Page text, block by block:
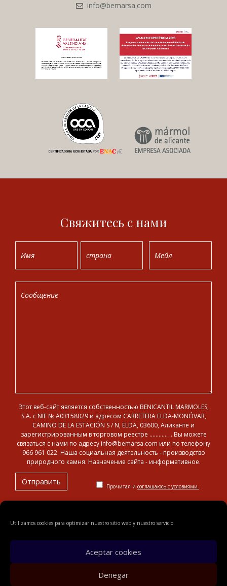
Utilizamos cookies para optimizar nuestro sitio web y nuestro servicio.
Aceptar cookies
Denegar
info@bemarsa.com
Свяжитесь с нами
Этот веб-сайт является собственностью BENICANTIL MARMOLES,
S.A. с NIF № A03158029 и адресом CARRETERA ELDA-MONÓVAR,
CAMINO DE LA ESTACIÓN S / N, ELDA, 03600, Аликанте и
зарегистрированным в торговом реестре ………… .. Вы можете
связаться с нами по адресу info@bemarsa.com или по телефону
966 961 022. Наша социальная деятельность - производство
природного камня. Назначение сайта - информативное.
Прочитал и соглашаюсь с условиями .
© 2018 Benicantil Mármoles, S.A.Legal notification
Privacy
policy
Политика cookies карта сайта